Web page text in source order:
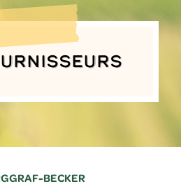
BECKER